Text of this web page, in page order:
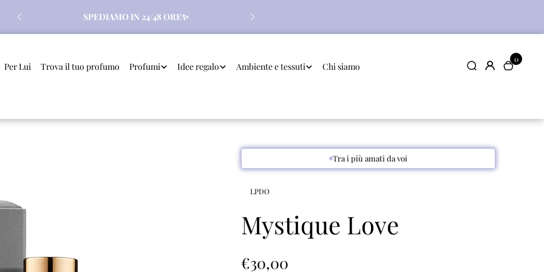
ordini superiori a 50,00€
Per Lui Trova il tuo profumo Profumi Idee regalo Ambiente e tessuti Chi siamo
0
Tra i più amati da voi
LPDO
Mystique Love
€30,00